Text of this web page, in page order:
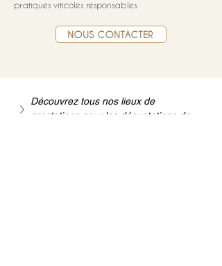
pratiques viticoles responsables.
NOUS CONTACTER
Découvrez tous nos lieux de
prestations pour les dégustations de